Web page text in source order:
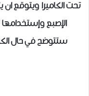
تحت الكاميرا
الإصبع
ستتوضح في حال